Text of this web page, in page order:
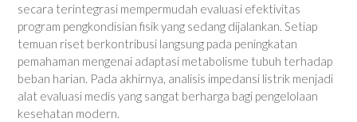
secara terintegrasi mempermudah evaluasi efektivitas
program pengkondisian fisik yang sedang dijalankan. Setiap
temuan riset berkontribusi langsung pada peningkatan
pemahaman mengenai adaptasi metabolisme tubuh terhadap
beban harian. Pada akhirnya, analisis impedansi listrik menjadi
alat evaluasi medis yang sangat berharga bagi pengelolaan
kesehatan modern.